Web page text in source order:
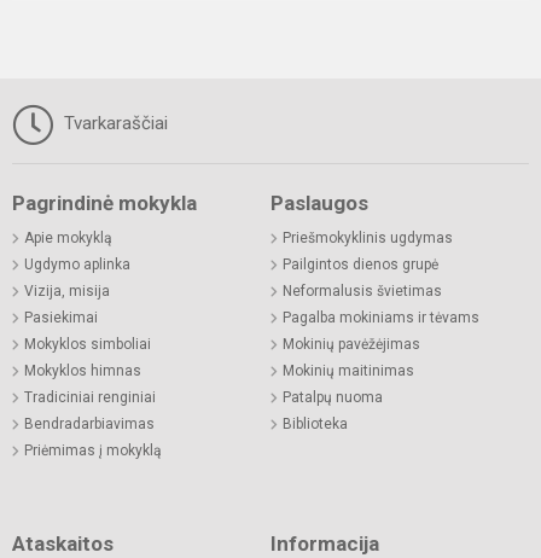
Tvarkaraščiai
Pagrindinė mokykla
Apie mokyklą
Ugdymo aplinka
Vizija, misija
Pasiekimai
Mokyklos simboliai
Mokyklos himnas
Tradiciniai renginiai
Bendradarbiavimas
Priėmimas į mokyklą
Paslaugos
Priešmokyklinis ugdymas
Pailgintos dienos grupė
Neformalusis švietimas
Pagalba mokiniams ir tėvams
Mokinių pavėžėjimas
Mokinių maitinimas
Patalpų nuoma
Biblioteka
Ataskaitos Informacija